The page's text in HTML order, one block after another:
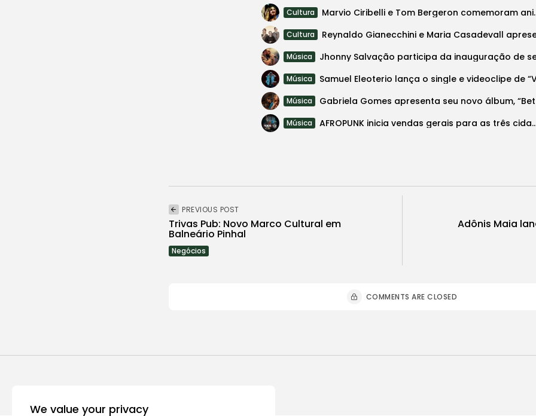
We value your privacy
Cultura Marvio Ciribelli e
Cultura
Música
Música
Música
Música AFROPUNK inicia vendas gerais
PREVIOUS POST
Trivas Pub: Novo Marco Cultural em
Balneário Pinhal
Negócios
Adônis Maia
COMMENTS ARE CLOSED